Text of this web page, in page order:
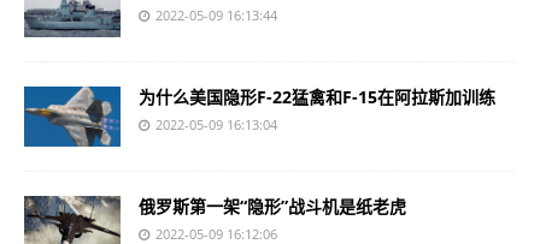
2022-05-09 16:13:44
为什么美国隐形F-22猛禽和F-15在阿拉斯加训练
2022-05-09 16:13:04
俄罗斯第一架“隐形”战斗机是纸老虎
2022-05-09 16:12:06